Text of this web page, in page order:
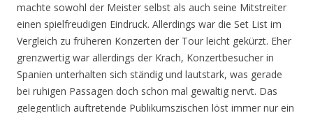
machte sowohl der Meister selbst als auch seine Mitstreiter
einen spielfreudigen Eindruck. Allerdings war die Set List im
Vergleich zu früheren Konzerten der Tour leicht gekürzt. Eher
grenzwertig war allerdings der Krach, Konzertbesucher in
Spanien unterhalten sich ständig und lautstark, was gerade
bei ruhigen Passagen doch schon mal gewaltig nervt. Das
gelegentlich auftretende Publikumszischen löst immer nur ein